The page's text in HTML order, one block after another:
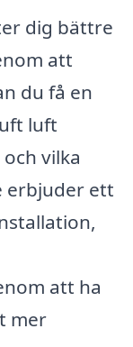
dig bättre
att
du få en
luft
vilka
erbjuder ett
att ha
mer